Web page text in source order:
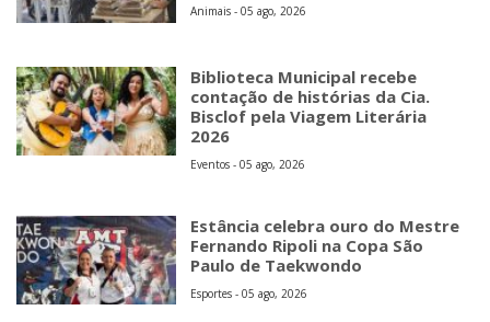
Animais - 05 ago, 2026
Biblioteca Municipal recebe
contação de histórias da Cia.
Bisclof pela Viagem Literária
2026
Eventos - 05 ago, 2026
Estância celebra ouro do Mestre
Fernando Ripoli na Copa São
Paulo de Taekwondo
Esportes - 05 ago, 2026